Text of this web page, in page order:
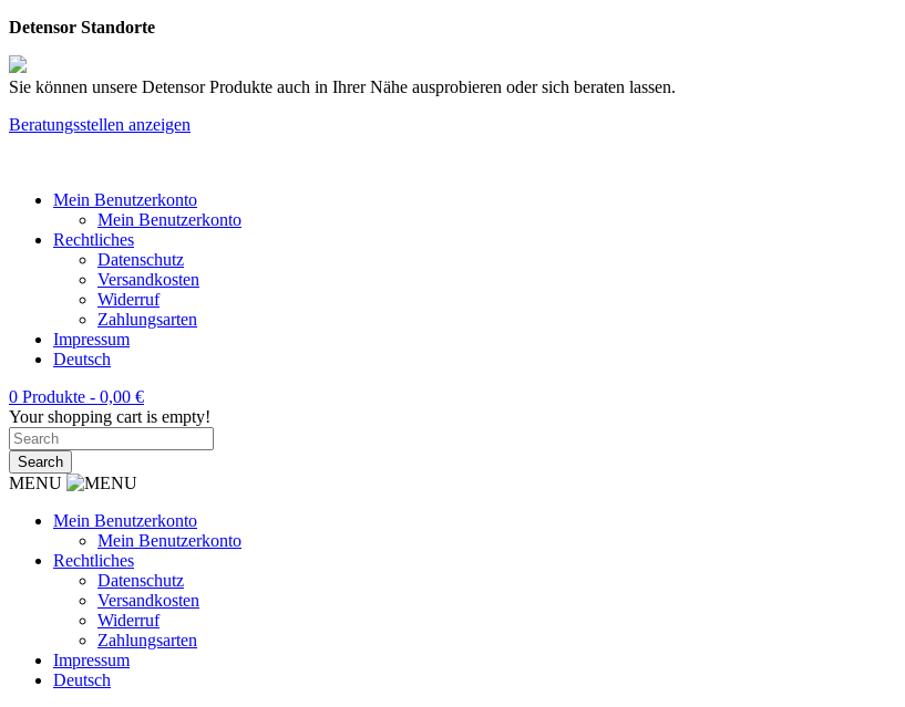
Detensor Standorte
Sie können unsere Detensor Produkte auch in Ihrer Nähe ausprobieren oder sich beraten lassen.
Beratungsstellen anzeigen
Mein Benutzerkonto
Mein Benutzerkonto
Rechtliches
Datenschutz
Versandkosten
Widerruf
Zahlungsarten
Impressum
Deutsch
0 Produkte - 0,00 €
Your shopping cart is empty!
MENU
Mein Benutzerkonto
Mein Benutzerkonto
Rechtliches
Datenschutz
Versandkosten
Widerruf
Zahlungsarten
Impressum
Deutsch